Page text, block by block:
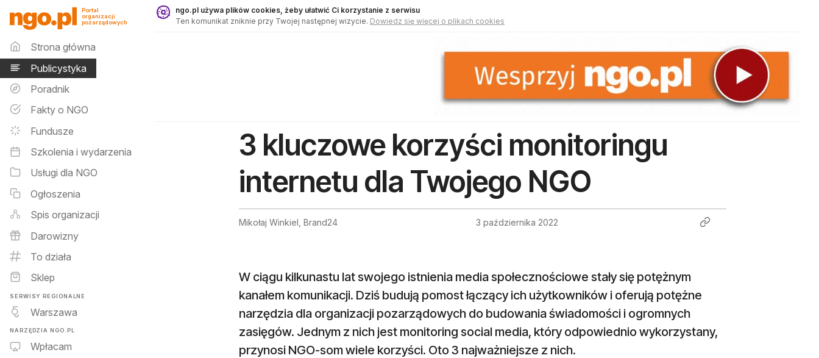
Publicystyka - ngo.pl
Portal
organizacji
pozarządowych
Menu główne
Strona główna
Publicystyka
Poradnik
Fakty o NGO
Fundusze
Szkolenia i wydarzenia
Usługi dla NGO
Ogłoszenia
Spis organizacji
Darowizny
To działa
Sklep
SERWISY REGIONALNE
Warszawa
NARZĘDZIA NGO.PL
Wpłacam
ngo.pl używa plików cookies, żeby ułatwić Ci korzystanie z serwisu
Ten komunikat zniknie przy Twojej następnej wizycie. Dowiedz się więcej o plikach cookies
3 kluczowe korzyści monitoringu
internetu dla Twojego NGO
Mikołaj Winkiel, Brand24 3 października 2022
W ciągu kilkunastu lat swojego istnienia media społecznościowe stały się potężnym
kanałem komunikacji. Dziś budują pomost łączący ich użytkowników i oferują potężne
narzędzia dla organizacji pozarządowych do budowania świadomości i ogromnych
zasięgów. Jednym z nich jest monitoring social media, który odpowiednio wykorzystany,
przynosi NGO-som wiele korzyści. Oto 3 najważniejsze z nich.